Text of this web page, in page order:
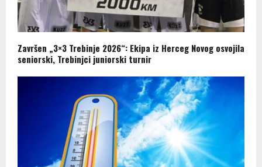
Završen „3×3 Trebinje 2026“: Ekipa iz Herceg Novog osvojila
seniorski, Trebinjci juniorski turnir